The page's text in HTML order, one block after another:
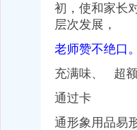
初，使和家长
层次发展，
老师赞不绝口
充满味、 超
通过卡
通形象用品易